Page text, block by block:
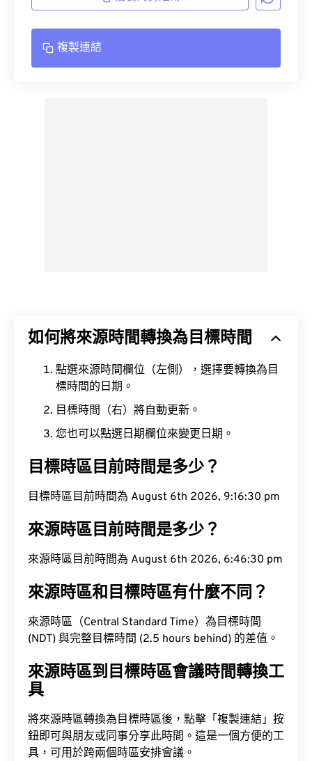
複製連結
如何將來源時間轉換為目標時間
點選來源時間欄位（左側），選擇要轉換為目
標時間的日期。
目標時間（右）將自動更新。
您也可以點選日期欄位來變更日期。
目標時區目前時間是多少？
目標時區目前時間為 August 6th 2026, 9:16:31 pm
來源時區目前時間是多少？
來源時區目前時間為 August 6th 2026, 6:46:31 pm
來源時區和目標時區有什麼不同？
來源時區（Central Standard Time）為目標時間
(NDT) 與完整目標時間 (2.5 hours behind) 的差值。
來源時區到目標時區會議時間轉換工
具
將來源時區轉換為目標時區後，點擊「複製連結」按
鈕即可與朋友或同事分享此時間。這是一個方便的工
具，可用於跨兩個時區安排會議。